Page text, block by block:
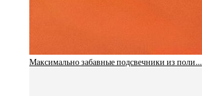
Максимально забавные подсвечники из поли…